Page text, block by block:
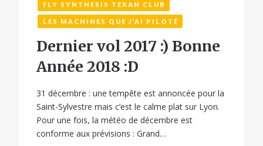
FLY SYNTHESIS TEXAN CLUB
LES MACHINES QUE J'AI PILOTÉ
Dernier vol 2017 :) Bonne
Année 2018 :D
31 décembre : une tempête est annoncée pour la
Saint-Sylvestre mais c’est le calme plat sur Lyon.
Pour une fois, la météo de décembre est
conforme aux prévisions : Grand…